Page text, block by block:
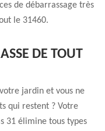
de débarrassage très
le 31460.
DE TOUT
jardin et vous ne
qui restent ? Votre
31 élimine tous types